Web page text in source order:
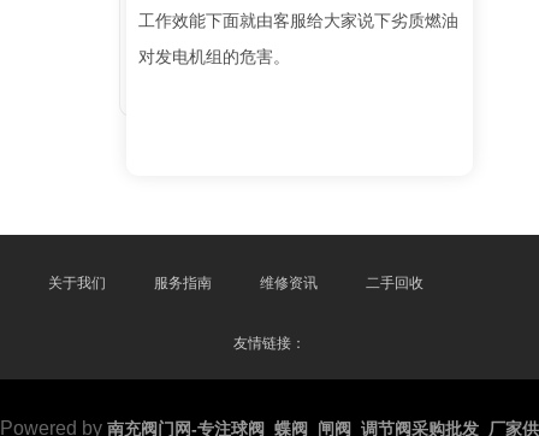
工作效能下面就由客服给大家说下劣质燃油
对发电机组的危害。
关于我们 服务指南 维修资讯 二手回收
友情链接：
Powered by 南充阀门网-专注球阀_蝶阀_闸阀_调节阀采购批发_厂家供